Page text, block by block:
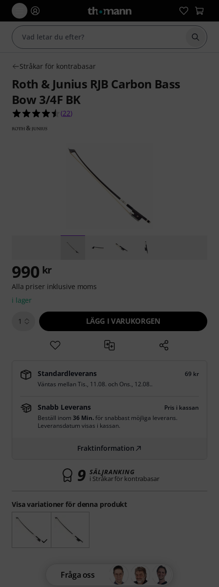
Börja
Stråkar för kontrabasar
Roth & Junius RJB Carbon Bass
Bow 3/4F BK
4.5 av 5 stjärnor från 22 kundbetyg
(22)
Visa variationer för denna produkt
990 kr
Alla priser inklusive moms
i lager
1 LÄGG I VARUKORGEN
Standardleverans
69 kr
Väntas mellanTis., 11.08. och Ons., 12.08..
Snabb Leverans
Pris i kassan
Beställ inom 36 Min.för snabbast möjliga leverans.
Leveransdatum visas i kassan.
Fraktinformation
9 SÄLJRANKING
i Stråkar för kontrabasar
Fråga oss